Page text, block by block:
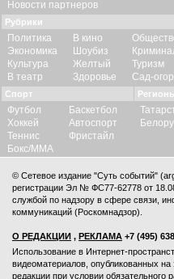
Новости партнеров
Рубрики
Политика
Экономика
Культура
В театр
В кино
Шоубиз
Желтый
Здоровье
Туризм
Сад-
Спорт
Футбол
Хоккей
Теннис
Бокс/ММА
Баскетбол
Автоспорт
Фристайл
© Сетевое издание "Суть событий"
регистрации Эл № ФС77-62778 от
службой по надзору в сфере связи,
коммуникаций (Роскомнадзор).
О РЕДАКЦИИ , РЕКЛАМА +7 (495)
Использование в Интернет-
видеоматериалов, опубликованных на
редакции при условии обязательного